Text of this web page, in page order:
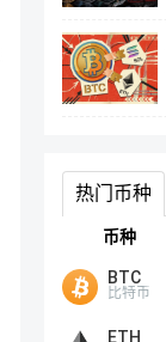
热门币种
币种
BTC
比特币
ETH